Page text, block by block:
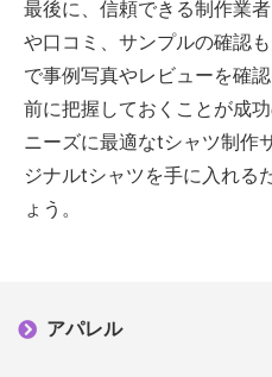
最後に、信頼できる制作業
や口コミ、サンプルの確認
で事例写真やレビューを確
前に把握しておくことが成
ニーズに最適なtシャツ制作
ジナルtシャツを手に入れる
ょう。
アパレル